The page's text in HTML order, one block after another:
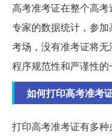
高考准考证在整个高
专家的数据统计，参
考场，没有准考证将
程序规范性和严谨性的
如何打印高考准考
打印高考准考证有多